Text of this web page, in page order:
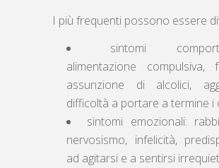
I più frequenti possono essere
sintomi
alimentazione compulsiva,
assunzione di alcolici,
difficoltà a portare a termine i
sintomi emozionali:
nervosismo, infelicità,
ad agitarsi e a sentirsi